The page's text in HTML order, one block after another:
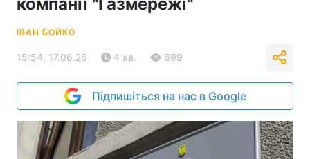
ІВАН БОЙКО
15:54, 17.06.26 4 хв. 699
Підпишіться на нас в Google